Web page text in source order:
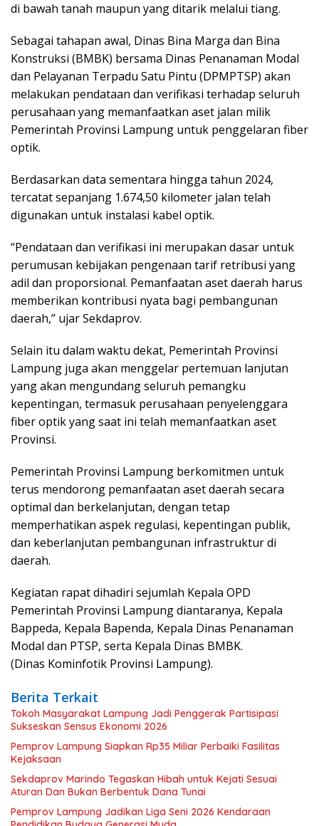
di bawah tanah maupun yang ditarik melalui tiang.
Sebagai tahapan awal, Dinas Bina Marga dan Bina
Konstruksi (BMBK) bersama Dinas Penanaman Modal
dan Pelayanan Terpadu Satu Pintu (DPMPTSP) akan
melakukan pendataan dan verifikasi terhadap seluruh
perusahaan yang memanfaatkan aset jalan milik
Pemerintah Provinsi Lampung untuk penggelaran fiber
optik.
Berdasarkan data sementara hingga tahun 2024,
tercatat sepanjang 1.674,50 kilometer jalan telah
digunakan untuk instalasi kabel optik.
“Pendataan dan verifikasi ini merupakan dasar untuk
perumusan kebijakan pengenaan tarif retribusi yang
adil dan proporsional. Pemanfaatan aset daerah harus
memberikan kontribusi nyata bagi pembangunan
daerah,” ujar Sekdaprov.
Selain itu dalam waktu dekat, Pemerintah Provinsi
Lampung juga akan menggelar pertemuan lanjutan
yang akan mengundang seluruh pemangku
kepentingan, termasuk perusahaan penyelenggara
fiber optik yang saat ini telah memanfaatkan aset
Provinsi.
Pemerintah Provinsi Lampung berkomitmen untuk
terus mendorong pemanfaatan aset daerah secara
optimal dan berkelanjutan, dengan tetap
memperhatikan aspek regulasi, kepentingan publik,
dan keberlanjutan pembangunan infrastruktur di
daerah.
Kegiatan rapat dihadiri sejumlah Kepala OPD
Pemerintah Provinsi Lampung diantaranya, Kepala
Bappeda, Kepala Bapenda, Kepala Dinas Penanaman
Modal dan PTSP, serta Kepala Dinas BMBK.
(Dinas Kominfotik Provinsi Lampung).
Berita Terkait
Tokoh Masyarakat Lampung Jadi Penggerak Partisipasi
Sukseskan Sensus Ekonomi 2026
Pemprov Lampung Siapkan Rp35 Miliar Perbaiki Fasilitas
Kejaksaan
Sekdaprov Marindo Tegaskan Hibah untuk Kejati Sesuai
Aturan Dan Bukan Berbentuk Dana Tunai
Pemprov Lampung Jadikan Liga Seni 2026 Kendaraan